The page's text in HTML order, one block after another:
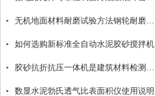
如何选购新标准全自动水泥胶砂搅拌机
数显水泥勃氏透气比表面积仪使用说明